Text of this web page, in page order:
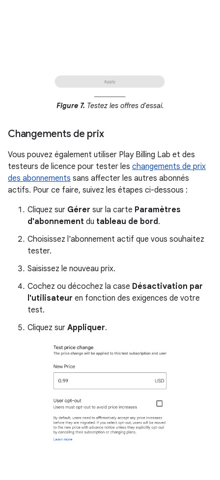
Figure 7. Testez les offres d'essai.
Changements de prix
Vous pouvez également utiliser Play Billing Lab et des
testeurs de licence pour tester les changements de prix
des abonnements sans affecter les autres abonnés
actifs. Pour ce faire, suivez les étapes ci-dessous :
Cliquez sur Gérer sur la carte Paramètres
d'abonnement du tableau de bord .
Choisissez l'abonnement actif que vous souhaitez
tester.
Saisissez le nouveau prix.
Cochez ou décochez la case Désactivation par
l'utilisateur en fonction des exigences de votre
test.
Cliquez sur Appliquer.